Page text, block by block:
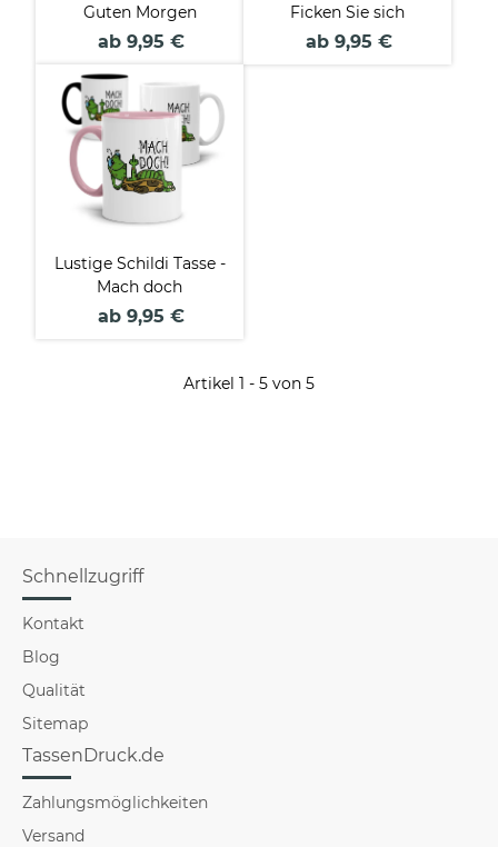
Guten Morgen
ab 9,95 €
Ficken Sie sich
ab 9,95 €
Lustige Schildi Tasse -
Mach doch
ab 9,95 €
Artikel 1 - 5 von 5
Schnellzugriff
Kontakt
Blog
Qualität
Sitemap
TassenDruck.de
Zahlungsmöglichkeiten
Versand